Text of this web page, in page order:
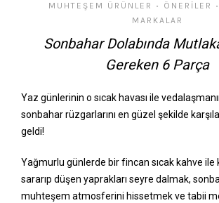
MUHTEŞEM ÜRÜNLER • ÖNERILER •
MARKALAR
Sonbahar Dolabında
Gereken 6 Parça
Yaz günlerinin o sıcak havası ile vedalaşmanın
sonbahar rüzgarlarını en güzel şekilde
geldi!
Yağmurlu günlerde bir fincan sıcak kahve ile
sararıp düşen yaprakları seyre dalmak,
muhteşem atmosferini hissetmek ve tabii